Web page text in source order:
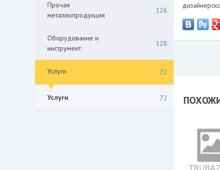
Прочая
металлопродукция
126
Оборудование и
инструмент
128
Услуги 72
Услуги 72